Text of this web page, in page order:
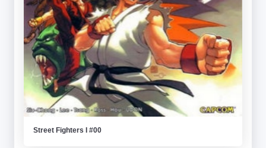
Street Fighters I #00